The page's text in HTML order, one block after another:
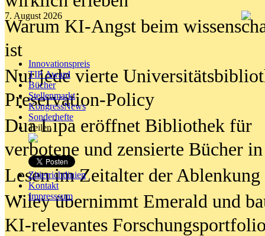
7. August 2026
Innovationspreis
TIP Award
Bücher
Stellenmarkt
KongressNews
Sonderhefte
Teilen
Zitierrichtlinien
Kontakt
Impresssum
Warum KI-Angst beim
ist
Nur jede vierte
Preservation-Policy
Dua Lipa eröffnet Bibliothek für
verbotene und zensierte Bücher
Lesen im Zeitalter der Ablenkung
Wiley übernimmt Emerald und
KI-relevantes